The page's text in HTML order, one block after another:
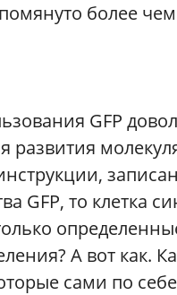
более
GFP
развития
GFP, то клетка
А вот как.
сами по